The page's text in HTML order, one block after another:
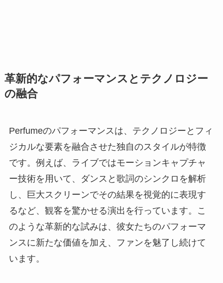
革新的なパフォーマンスとテクノロジー
の融合
Perfumeのパフォーマンスは、テクノロジーとフィ
ジカルな要素を融合させた独自のスタイルが特徴
です。例えば、ライブではモーションキャプチャ
ー技術を用いて、ダンスと歌詞のシンクロを解析
し、巨大スクリーンでその結果を視覚的に表現す
るなど、観客を驚かせる演出を行っています。こ
のような革新的な試みは、彼女たちのパフォーマ
ンスに新たな価値を加え、ファンを魅了し続けて
います。